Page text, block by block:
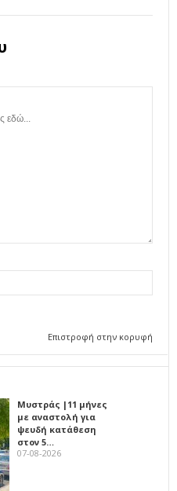
Επιστροφή στην κορυφή
Μυστράς |11 μήνες
με αναστολή για
ψευδή κατάθεση
στον 5…
07-08-2026